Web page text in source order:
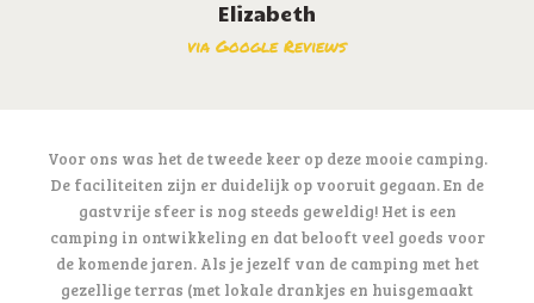
Elizabeth
via Google Reviews
Voor ons was het de tweede keer op deze mooie camping.
De faciliteiten zijn er duidelijk op vooruit gegaan. En de
gastvrije sfeer is nog steeds geweldig! Het is een
camping in ontwikkeling en dat belooft veel goeds voor
de komende jaren. Als je jezelf van de camping met het
gezellige terras (met lokale drankjes en huisgemaakt